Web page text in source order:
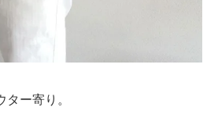
ー寄り。